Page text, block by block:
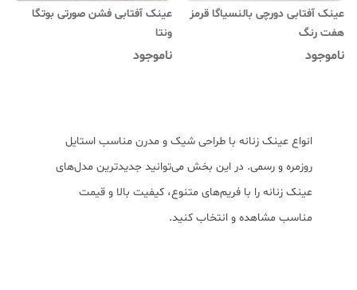
عینک آفتابی دورچی بالنسیاگا قرمز
هفت رنگ
ناموجود
عینک آفتابی فشن صورتی بوتگا
ونتا
ناموجود
انواع عینک زنانه با طراحی شیک و مدرن مناسب استایل
روزمره و رسمی. در این بخش می‌توانید جدیدترین مدل‌های
عینک زنانه را با فریم‌های متنوع، کیفیت بالا و قیمت
مناسب مشاهده و انتخاب کنید.